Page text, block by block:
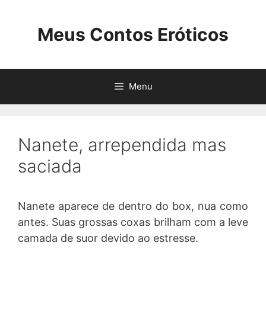
Meus Contos Eróticos
Menu
Nanete, arrependida mas
saciada
Nanete aparece de dentro do box, nua como
antes. Suas grossas coxas brilham com a leve
camada de suor devido ao estresse.